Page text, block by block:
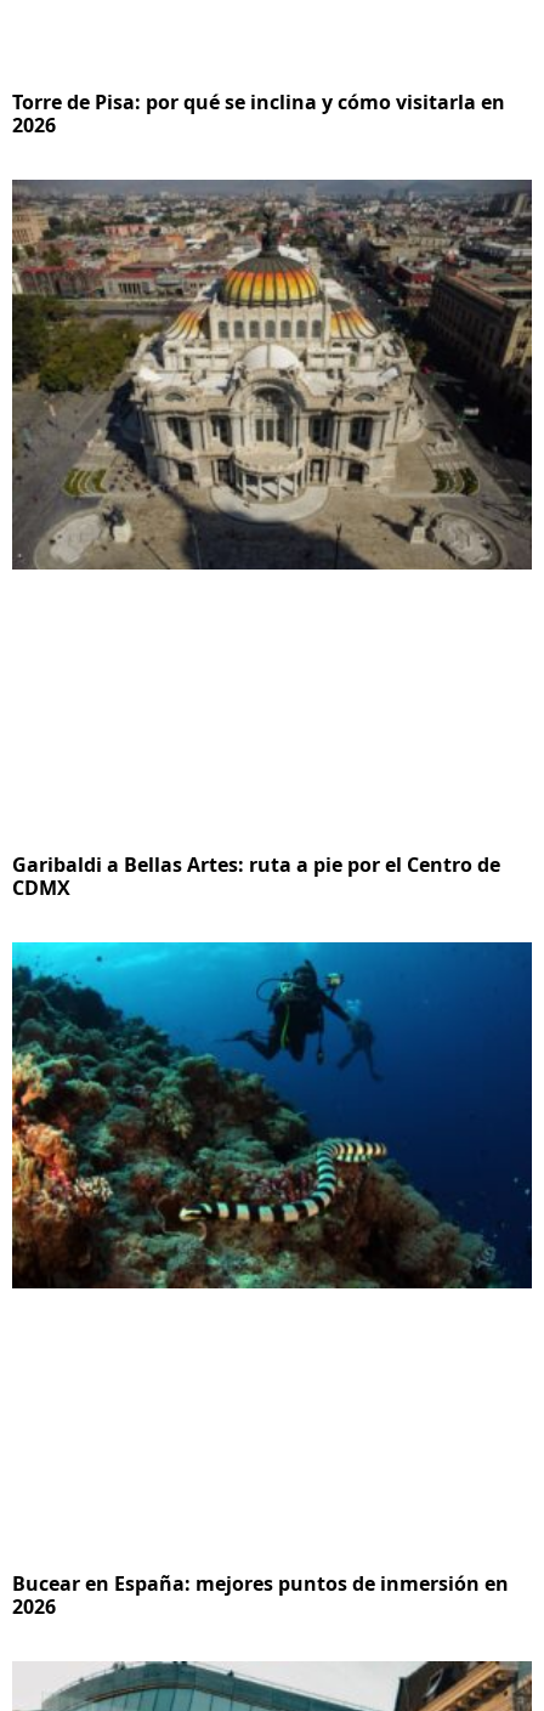
Torre de Pisa: por qué se inclina y cómo visitarla en
2026
Garibaldi a Bellas Artes: ruta a pie por el Centro de
CDMX
Bucear en España: mejores puntos de inmersión en
2026